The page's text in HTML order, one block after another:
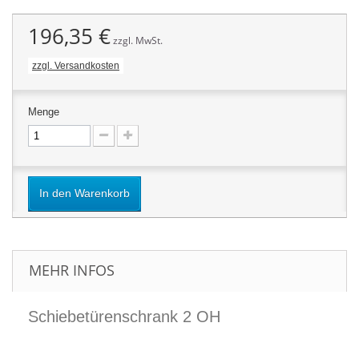
196,35 €zzgl. MwSt.
zzgl. Versandkosten
Menge
In den Warenkorb
MEHR INFOS
Schiebetürenschrank 2 OH